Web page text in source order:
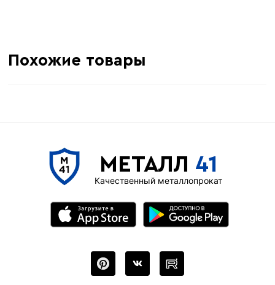
Похожие товары
МЕТАЛЛ 41
Качественный металлопрокат